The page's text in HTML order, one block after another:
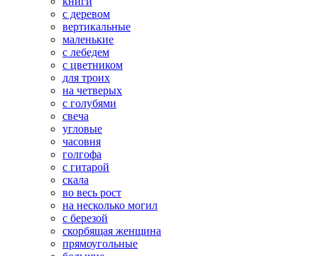
с деревом
вертикальные
маленькие
с лебедем
с цветником
для троих
на четверых
с голубями
свеча
угловые
часовня
голгофа
с гитарой
скала
во весь рост
на несколько могил
с березой
скорбящая женщина
прямоугольные